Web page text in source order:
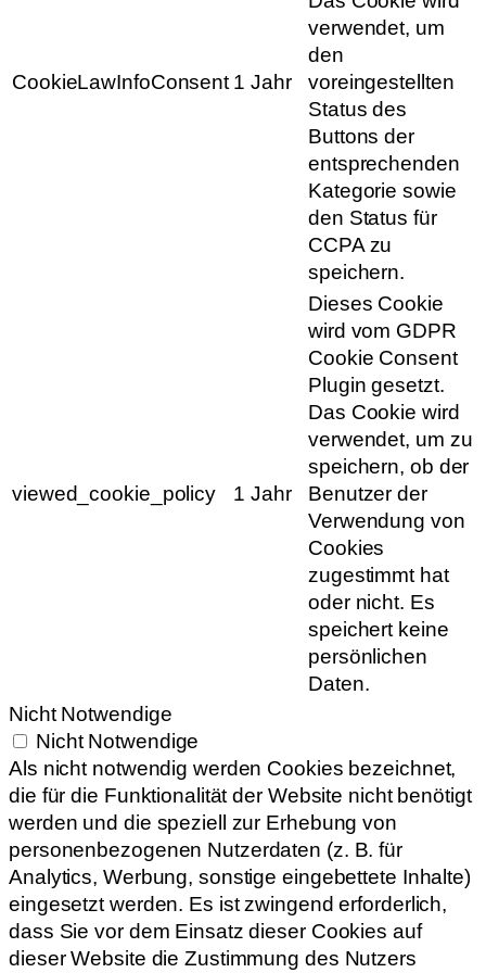
CookieLawInfoConsent 1 Jahr
verwendet, um
den
voreingestellten
Status des
Buttons der
entsprechenden
Kategorie sowie
den Status für
CCPA zu
speichern.
viewed_cookie_policy 1 Jahr
Dieses Cookie
wird vom GDPR
Cookie Consent
Plugin gesetzt.
Das Cookie wird
verwendet, um zu
speichern, ob der
Benutzer der
Verwendung von
Cookies
zugestimmt hat
oder nicht. Es
speichert keine
persönlichen
Daten.
Nicht Notwendige
Nicht Notwendige
Als nicht notwendig werden Cookies bezeichnet,
die für die Funktionalität der Website nicht benötigt
werden und die speziell zur Erhebung von
personenbezogenen Nutzerdaten (z. B. für
Analytics, Werbung, sonstige eingebettete Inhalte)
eingesetzt werden. Es ist zwingend erforderlich,
dass Sie vor dem Einsatz dieser Cookies auf
dieser Website die Zustimmung des Nutzers